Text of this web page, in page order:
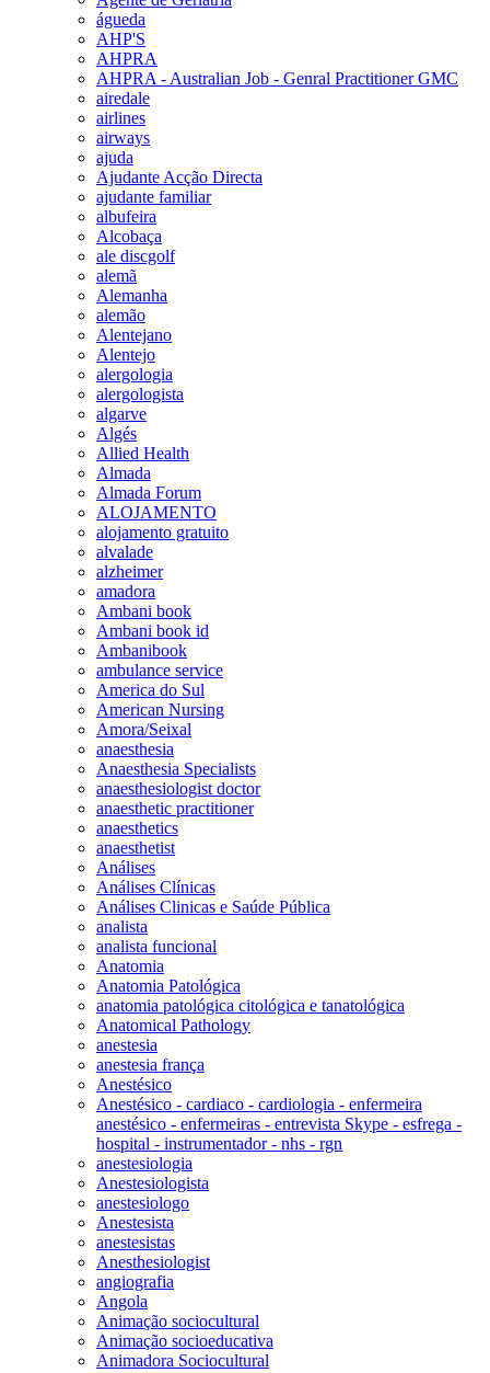
águeda
AHP'S
AHPRA
AHPRA - Australian Job - Genral Practitioner GMC
airedale
airlines
airways
ajuda
Ajudante Acção Directa
ajudante familiar
albufeira
Alcobaça
ale discgolf
alemã
Alemanha
alemão
Alentejano
Alentejo
alergologia
alergologista
algarve
Algés
Allied Health
Almada
Almada Forum
ALOJAMENTO
alojamento gratuito
alvalade
alzheimer
amadora
Ambani book
Ambani book id
Ambanibook
ambulance service
America do Sul
American Nursing
Amora/Seixal
anaesthesia
Anaesthesia Specialists
anaesthesiologist doctor
anaesthetic practitioner
anaesthetics
anaesthetist
Análises
Análises Clínicas
Análises Clinicas e Saúde Pública
analista
analista funcional
Anatomia
Anatomia Patológica
anatomia patológica citológica e tanatológica
Anatomical Pathology
anestesia
anestesia frança
Anestésico
Anestésico - cardiaco - cardiologia - enfermeira
anestésico - enfermeiras - entrevista Skype - esfrega -
hospital - instrumentador - nhs - rgn
anestesiologia
Anestesiologista
anestesiologo
Anestesista
anestesistas
Anesthesiologist
angiografia
Angola
Animação sociocultural
Animação socioeducativa
Animadora Sociocultural